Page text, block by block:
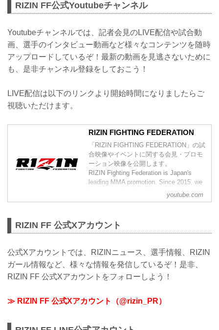
します。
けます。
堀口恭司やクレベル・コイケVS.フアン・
アーチュレッタの両選手をはじめ、多く
の出場ファイターが登場予定です。
是非ご参加ください。
容をご確認の上、以下のフォームより...
RIZIN FF公式Youtubeチャンネル
Youtubeチャンネルでは、記者会見のLIVE配信や試合動
画、選手のインタビュー動画など様々なコンテンツを随時
アップロードしているぞ！最新の動画を見逃さないために
も、是非チャンネル登録をしておこう！
LIVE配信は以下のリンクより開始時間になりましたらご
視聴いただけます。
RIZIN FIGHTING FEDERATION
「RIZIN FIGHTING FEDERATION」の試
合映像やイベントに関する会見・プロモ
ーション映像を公開します。
RIZIN Fighting Federation is Japan's
leading MMA promotion. Since 2015, we
have carried on the fighting tradition of
previous world class MMA promotions
youtube.com
RIZIN FF 公式Xアカウント
公式Xアカウントでは、RIZINニュース、選手情報、RIZIN
ガール情報など、様々な情報を発信しているぞ！是非、
RIZIN FF 公式Xアカウントをフォローしよう！
≫ RIZIN FF 公式Xアカウント（@rizin_PR）